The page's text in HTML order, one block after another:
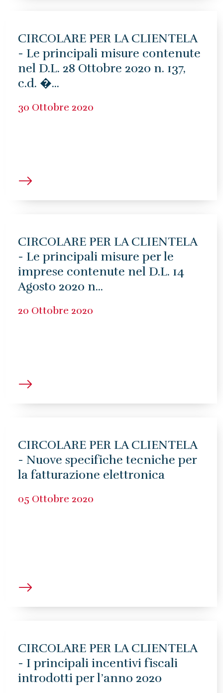
CIRCOLARE PER LA CLIENTELA
- Le principali misure contenute
nel D.L. 28 Ottobre 2020 n. 137,
c.d. �...
30 Ottobre 2020
CIRCOLARE PER LA CLIENTELA
- Le principali misure per le
imprese contenute nel D.L. 14
Agosto 2020 n...
20 Ottobre 2020
CIRCOLARE PER LA CLIENTELA
- Nuove specifiche tecniche per
la fatturazione elettronica
05 Ottobre 2020
CIRCOLARE PER LA CLIENTELA
- I principali incentivi fiscali
introdotti per l’anno 2020